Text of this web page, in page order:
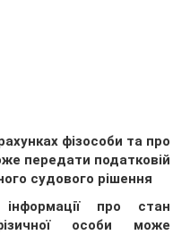
фізособи та про
передати податковій
судового рішення
інформації про стан
особи може